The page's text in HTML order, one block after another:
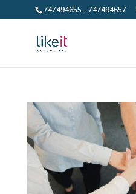
747494655 - 747494657